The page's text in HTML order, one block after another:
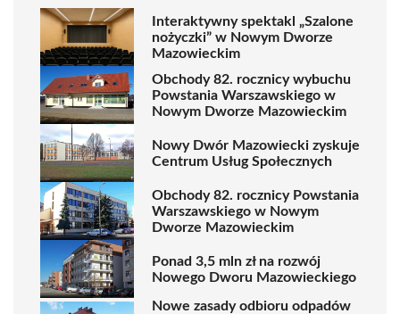
Interaktywny spektakl „Szalone
nożyczki” w Nowym Dworze
Mazowieckim
Obchody 82. rocznicy wybuchu
Powstania Warszawskiego w
Nowym Dworze Mazowieckim
Nowy Dwór Mazowiecki zyskuje
Centrum Usług Społecznych
Obchody 82. rocznicy Powstania
Warszawskiego w Nowym
Dworze Mazowieckim
Ponad 3,5 mln zł na rozwój
Nowego Dworu Mazowieckiego
Nowe zasady odbioru odpadów